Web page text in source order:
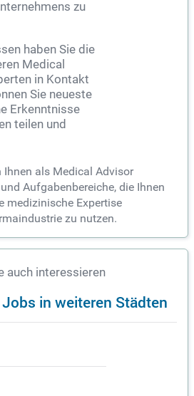
zu
haben Sie die
Medical
in Kontakt
Sie neueste
Erkenntnisse
teilen und
als Medical Advisor
Aufgabenbereiche, die Ihnen
medizinische Expertise
zu nutzen.
auch interessieren
in weiteren Städten